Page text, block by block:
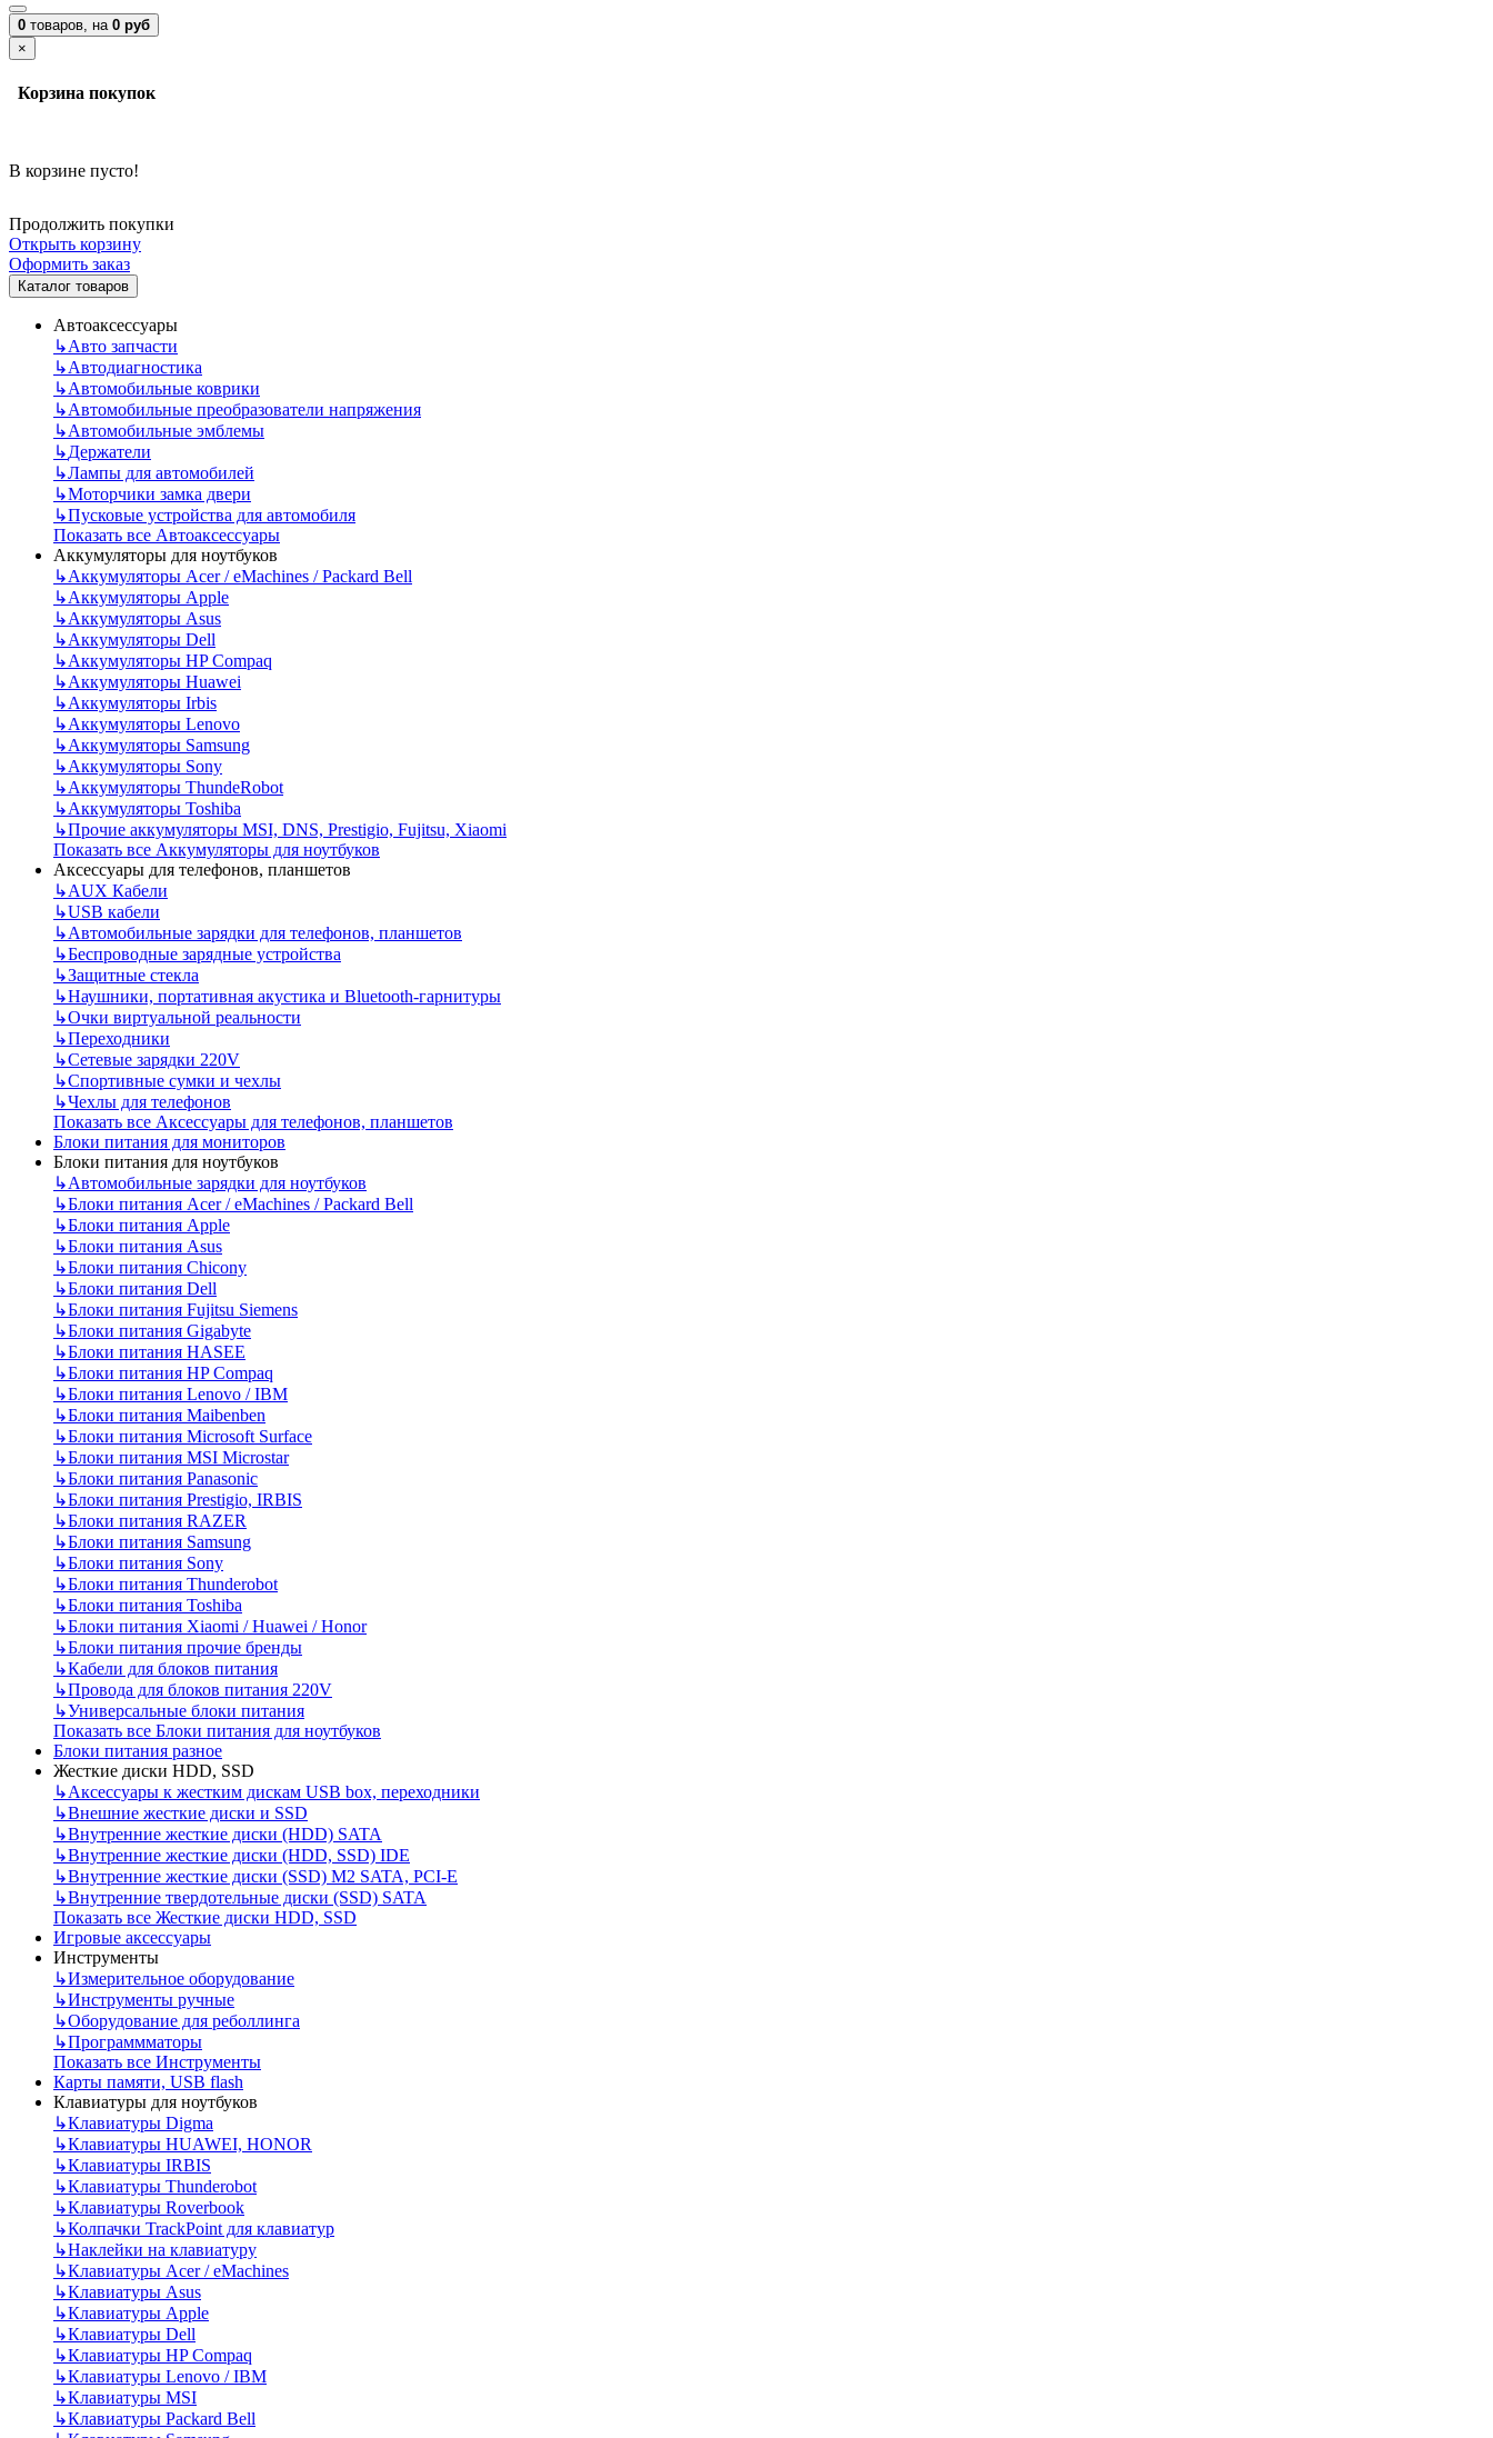
0 товаров, на 0 руб
×
Корзина покупок
В корзине пусто!
Продолжить покупки
Открыть корзину
Оформить заказ
Каталог товаров
Автоаксессуары
↳Авто запчасти
↳Автодиагностика
↳Автомобильные коврики
↳Автомобильные преобразователи напряжения
↳Автомобильные эмблемы
↳Держатели
↳Лампы для автомобилей
↳Моторчики замка двери
↳Пусковые устройства для автомобиля
Показать все Автоаксессуары
Аккумуляторы для ноутбуков
↳Аккумуляторы Acer / eMachines / Packard Bell
↳Аккумуляторы Apple
↳Аккумуляторы Asus
↳Аккумуляторы Dell
↳Аккумуляторы HP Compaq
↳Аккумуляторы Huawei
↳Аккумуляторы Irbis
↳Аккумуляторы Lenovo
↳Аккумуляторы Samsung
↳Аккумуляторы Sony
↳Аккумуляторы ThundeRobot
↳Аккумуляторы Toshiba
↳Прочие аккумуляторы MSI, DNS, Prestigio, Fujitsu, Xiaomi
Показать все Аккумуляторы для ноутбуков
Аксессуары для телефонов, планшетов
↳AUX Кабели
↳USB кабели
↳Автомобильные зарядки для телефонов, планшетов
↳Беспроводные зарядные устройства
↳Защитные стекла
↳Наушники, портативная акустика и Bluetooth-гарнитуры
↳Очки виртуальной реальности
↳Переходники
↳Сетевые зарядки 220V
↳Спортивные сумки и чехлы
↳Чехлы для телефонов
Показать все Аксессуары для телефонов, планшетов
Блоки питания для мониторов
Блоки питания для ноутбуков
↳Автомобильные зарядки для ноутбуков
↳Блоки питания Acer / eMachines / Packard Bell
↳Блоки питания Apple
↳Блоки питания Asus
↳Блоки питания Chicony
↳Блоки питания Dell
↳Блоки питания Fujitsu Siemens
↳Блоки питания Gigabyte
↳Блоки питания HASEE
↳Блоки питания HP Compaq
↳Блоки питания Lenovo / IBM
↳Блоки питания Maibenben
↳Блоки питания Microsoft Surface
↳Блоки питания MSI Microstar
↳Блоки питания Panasonic
↳Блоки питания Prestigio, IRBIS
↳Блоки питания RAZER
↳Блоки питания Samsung
↳Блоки питания Sony
↳Блоки питания Thunderobot
↳Блоки питания Toshiba
↳Блоки питания Xiaomi / Huawei / Honor
↳Блоки питания прочие бренды
↳Кабели для блоков питания
↳Провода для блоков питания 220V
↳Универсальные блоки питания
Показать все Блоки питания для ноутбуков
Блоки питания разное
Жесткие диски HDD, SSD
↳Аксессуары к жестким дискам USB box, переходники
↳Внешние жесткие диски и SSD
↳Внутренние жесткие диски (HDD) SATA
↳Внутренние жесткие диски (HDD, SSD) IDE
↳Внутренние жесткие диски (SSD) M2 SATA, PCI-E
↳Внутренние твердотельные диски (SSD) SATA
Показать все Жесткие диски HDD, SSD
Игровые аксессуары
Инструменты
↳Измерительное оборудование
↳Инструменты ручные
↳Оборудование для реболлинга
↳Программматоры
Показать все Инструменты
Карты памяти, USB flash
Клавиатуры для ноутбуков
↳Клавиатуры Digma
↳Клавиатуры HUAWEI, HONOR
↳Клавиатуры IRBIS
↳Клавиатуры Thunderobot
↳Клавиатуры Roverbook
↳Колпачки TrackPoint для клавиатур
↳Наклейки на клавиатуру
↳Клавиатуры Acer / eMachines
↳Клавиатуры Asus
↳Клавиатуры Apple
↳Клавиатуры Dell
↳Клавиатуры HP Compaq
↳Клавиатуры Lenovo / IBM
↳Клавиатуры MSI
↳Клавиатуры Packard Bell